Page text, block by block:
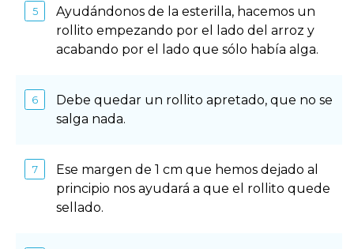
Ayudándonos de la esterilla, hacemos un
rollito empezando por el lado del arroz y
acabando por el lado que sólo había alga.
Debe quedar un rollito apretado, que no se
salga nada.
Ese margen de 1 cm que hemos dejado al
principio nos ayudará a que el rollito quede
sellado.